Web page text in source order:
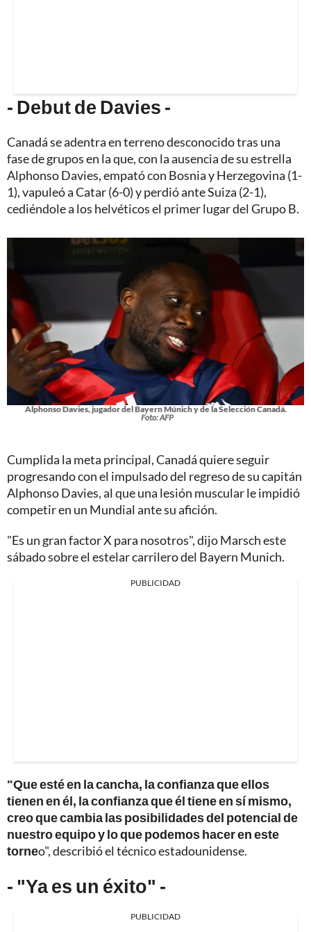
- Debut de Davies -
Canadá se adentra en terreno desconocido tras una
fase de grupos en la que, con la ausencia de su estrella
Alphonso Davies, empató con Bosnia y Herzegovina (1-
1), vapuleó a Catar (6-0) y perdió ante Suiza (2-1),
cediéndole a los helvéticos el primer lugar del Grupo B.
Alphonso Davies, jugador del Bayern Múnich y de la Selección Canadá.
Foto: AFP
Cumplida la meta principal, Canadá quiere seguir
progresando con el impulsado del regreso de su capitán
Alphonso Davies, al que una lesión muscular le impidió
competir en un Mundial ante su afición.
"Es un gran factor X para nosotros", dijo Marsch este
sábado sobre el estelar carrilero del Bayern Munich.
PUBLICIDAD
"Que esté en la cancha, la confianza que ellos
tienen en él, la confianza que él tiene en sí mismo,
creo que cambia las posibilidades del potencial de
nuestro equipo y lo que podemos hacer en este
torneo", describió el técnico estadounidense.
- "Ya es un éxito" -
PUBLICIDAD